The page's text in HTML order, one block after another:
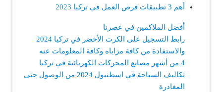
أهم 3 تطبيقات فرص العمل في تركيا 2023
أفضل الملاكمين في عصرنا
رابط التسجيل على الكرت الأخضر في تركيا 2024
والاستفادة من كافة مزاياه وكافة المعلومات عنه
4 من أشهر مصانع المحركات الكهربائية في تركيا
تكاليف السياحة في اسطنبول 2024 من الوصول حتى
المغادرة